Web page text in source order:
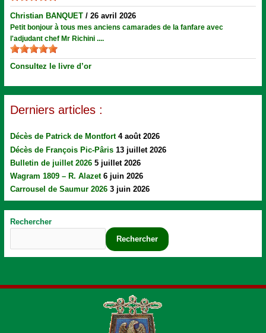
Christian BANQUET /26 avril 2026
Petit bonjour à tous mes anciens camarades de la fanfare avec
l'adjudant chef Mr Richini ....
Consultez le livre d’or
Derniers articles :
Décès de Patrick de Montfort 4 août 2026
Décès de François Pic-Pâris 13 juillet 2026
Bulletin de juillet 2026 5 juillet 2026
Wagram 1809 – R. Alazet 6 juin 2026
Carrousel de Saumur 2026 3 juin 2026
Rechercher
Rechercher